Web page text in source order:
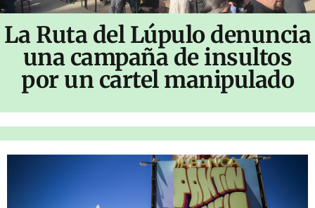
La Ruta del Lúpulo denuncia
una campaña de insultos
por un cartel manipulado